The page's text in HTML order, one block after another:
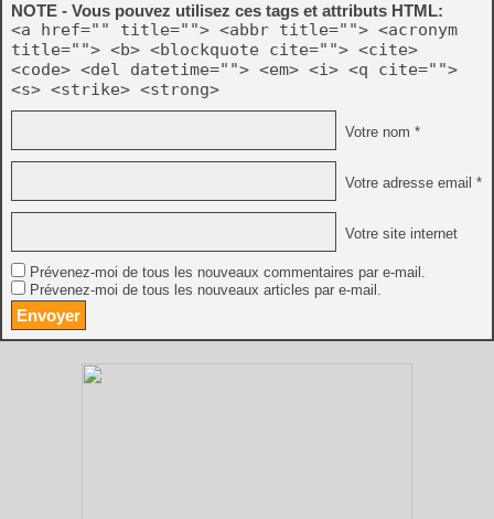
NOTE - Vous pouvez utilisez ces tags et attributs HTML:
<a href="" title=""> <abbr title=""> <acronym
title=""> <b> <blockquote cite=""> <cite>
<code> <del datetime=""> <em> <i> <q cite="">
<s> <strike> <strong>
Votre nom *
Votre adresse email *
Votre site internet
Prévenez-moi de tous les nouveaux commentaires par e-mail.
Prévenez-moi de tous les nouveaux articles par e-mail.